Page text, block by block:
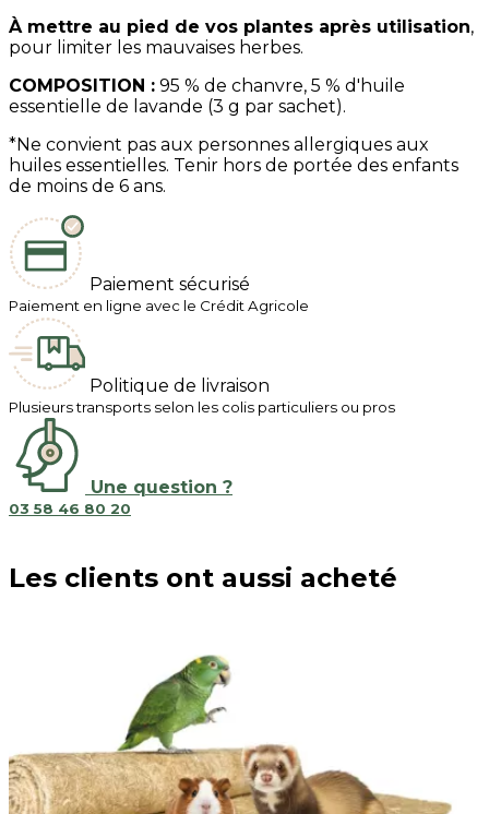
À mettre au pied de vos plantes après utilisation,
pour limiter les mauvaises herbes.
COMPOSITION : 95 % de chanvre, 5 % d'huile
essentielle de lavande (3 g par sachet).
*Ne convient pas aux personnes allergiques aux
huiles essentielles. Tenir hors de portée des enfants
de moins de 6 ans.
Paiement sécurisé
Paiement en ligne avec le Crédit Agricole
Politique de livraison
Plusieurs transports selon les colis particuliers ou pros
Une question ?
03 58 46 80 20
Les clients ont aussi acheté